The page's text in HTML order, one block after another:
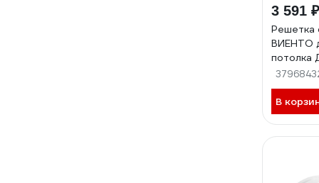
3 591 ₽
Решетка
ВИЕНТО
потолка
трубу
SECRET
В